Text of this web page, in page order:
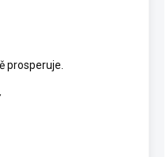
prosperuje.